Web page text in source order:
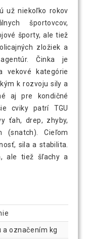
už niekoľko rokov
športovcov,
športy, ale tiež
zložiek a
Činka je
vekové kategórie
k rozvoju sily a
aj pre kondičné
cviky patrí TGU
ťah, drep, zhyby,
(snatch). Cieľom
sila a stabilita.
ale tiež šľachy a
označením kg